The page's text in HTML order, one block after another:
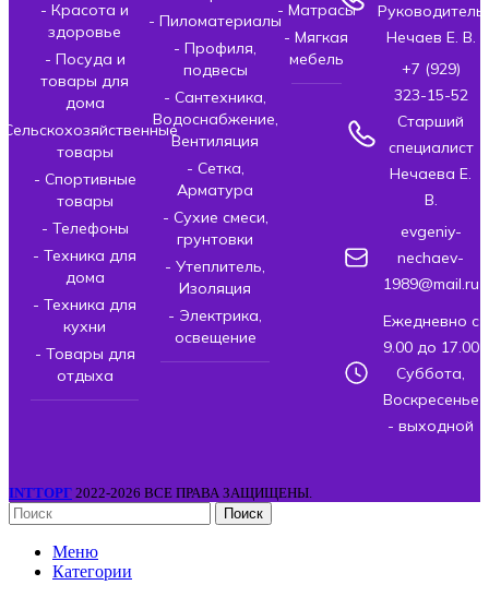
- Красота и
здоровье
- Посуда и
товары для
дома
товары
- Спортивные
товары
- Телефоны
- Техника для
дома
- Техника для
кухни
- Товары для
отдыха
- Пиломатериалы
- Профиля,
подвесы
- Сантехника,
Водоснабжение,
Вентиляция
- Сетка,
Арматура
- Сухие смеси,
грунтовки
- Утеплитель,
Изоляция
- Электрика,
освещение
- Матрасы
- Мягкая
мебель
Руководитель
Нечаев Е. В.
+7 (929)
323-15-52
Старший
специалист
Нечаева Е.
В.
evgeniy-
nechaev-
1989@mail.ru
Ежедневно с
9.00 до 17.00
Суббота,
Воскресенье
- выходной
INTТОРГ 2022-2026 ВСЕ ПРАВА ЗАЩИЩЕНЫ.
Поиск
Меню
Категории